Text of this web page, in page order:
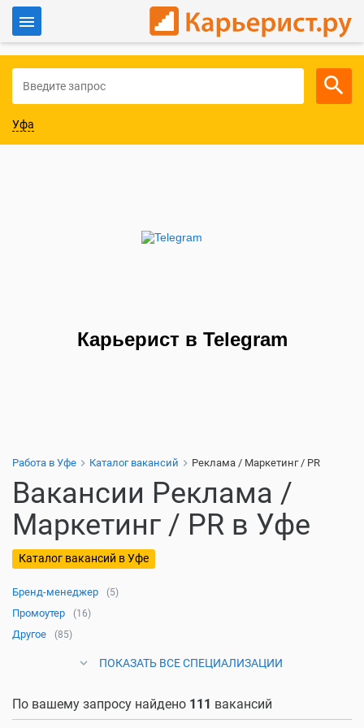
Для работодателей
Уфа
Карьерист в Telegram
Работа в Уфе Каталог вакансий Реклама / Маркетинг / PR
Вакансии Реклама /
Маркетинг / PR в Уфе
Каталог вакансий в Уфе
Бренд-менеджер (5)
Промоутер (16)
Другое (85)
ПОКАЗАТЬ ВСЕ СПЕЦИАЛИЗАЦИИ
По вашему запросу найдено 111 вакансий